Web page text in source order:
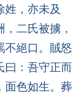
姓，亦未及
二氏被擄，
不絕口。賊怒
曰：吾守正而
面色如生。葬